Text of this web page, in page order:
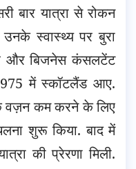
बार यात्रा से रोकन
स्वास्थ्य पर बुरा
और बिजनेस कंसलटेंट
में स्कॉटलैंड आए.
वज़न कम करने के लिए
शुरू किया. बाद में
की प्रेरणा मिली.